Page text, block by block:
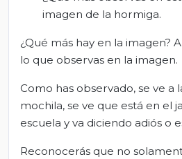
imagen de la hormiga.
¿Qué más hay en la imagen?
lo que observas en la imagen.
Como has observado, se ve a
mochila, se ve que está en el
escuela y va diciendo adiós o
Reconocerás que no